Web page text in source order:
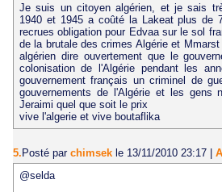
Je suis un citoyen algérien, et je sais
1940 et 1945 a coûté la Lakeat plus de
recrues obligation pour Edvaa sur le sol
de la brutale des crimes Algérie et
algérien dire ouvertement que le
colonisation de l'Algérie pendant les
gouvernement français un criminel de
gouvernements de l'Algérie et les gens
Jeraimi quel que soit le prix
vive l'algerie et vive boutaflika
5.Posté par chimsek le 13/11/2010 23:17 |
@selda